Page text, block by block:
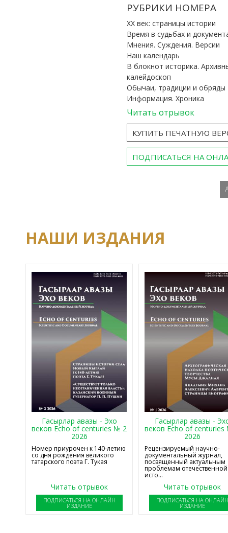
РУБРИКИ НОМЕРА
ХХ век: страницы истории
Время в судьбах и
Мнения. Суждения. Версии
Наш календарь
В блокнот историка.
калейдоскоп
Обычаи, традиции и обряды
Информация. Хроника
Читать отрывок
КУПИТЬ ПЕЧАТНУЮ
ПОДПИСАТЬСЯ НА
НАШИ ИЗДАНИЯ
Гасырлар авазы - Эхо
веков Echo of centuries № 2
2026
Номер приурочен к 140-летию
со дня рождения великого
татарского поэта Г. Тукая
Читать отрывок
ПОДПИСАТЬСЯ НА ОНЛАЙН
ИЗДАНИЕ
Гасырлар авазы -
веков Echo of
2026
Рецензируемый научно-
документальный журнал,
посвященный актуальным
проблемам отечественной
исто...
Читать отрывок
ПОДПИСАТЬСЯ НА
ИЗДАНИЕ